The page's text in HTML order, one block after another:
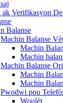
ak Verifikasyon
Balanse
Machin Balanse
Machin
Machin
Machin Balanse
Machin
Machin
Pwodwi pou
Woulèt